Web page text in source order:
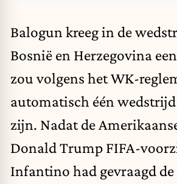
Balogun kreeg in de
Bosnië en Herzegovina
zou volgens het WK-
automatisch één
zijn. Nadat de
Donald Trump FIFA-
Infantino had gevraagd de